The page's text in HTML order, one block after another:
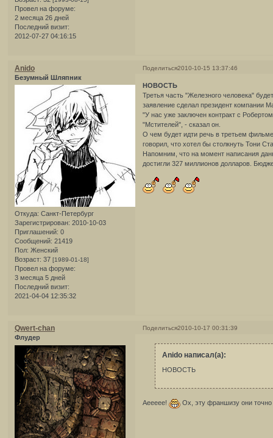
Провел на форуме:
2 месяца 26 дней
Последний визит:
2012-07-27 04:16:15
Поделиться2010-10-15 13:37:46
Anido
Безумный Шляпник
Откуда: Санкт-Петербург
Зарегистрирован: 2010-10-03
Приглашений: 0
Сообщений: 21419
Пол: Женский
Возраст: 37 [1989-01-18]
Провел на форуме:
3 месяца 5 дней
Последний визит:
2021-04-04 12:35:32
НОВОСТЬ
Третья часть "Железного человека"
заявление сделал президент компании
"У нас уже заключен контракт с
"Мстителей", - сказал он.
О чем будет идти речь в третьем
говорил, что хотел бы столкнуть Тони
Напомним, что на момент написания
достигли 327 миллионов долларов.
Поделиться2010-10-17 00:31:39
Qwert-chan
Флудер
Anido написал(а):
НОВОСТЬ
Аеееее! Ох, эту франшизу они точно